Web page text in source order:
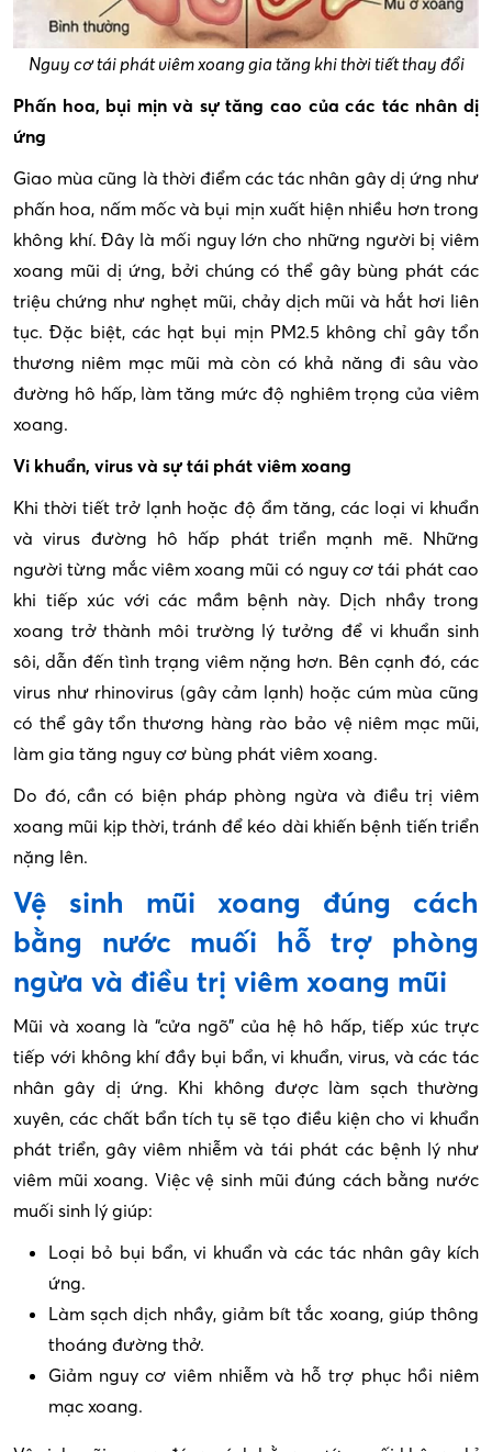
Nguy cơ tái phát viêm xoang gia tăng khi thời tiết thay đổi
Phấn hoa, bụi mịn và sự tăng cao của các tác nhân dị
ứng
Giao mùa cũng là thời điểm các tác nhân gây dị ứng như
phấn hoa, nấm mốc và bụi mịn xuất hiện nhiều hơn trong
không khí. Đây là mối nguy lớn cho những người bị viêm
xoang mũi dị ứng, bởi chúng có thể gây bùng phát các
triệu chứng như nghẹt mũi, chảy dịch mũi và hắt hơi liên
tục. Đặc biệt, các hạt bụi mịn PM2.5 không chỉ gây tổn
thương niêm mạc mũi mà còn có khả năng đi sâu vào
đường hô hấp, làm tăng mức độ nghiêm trọng của viêm
xoang.
Vi khuẩn, virus và sự tái phát viêm xoang
Khi thời tiết trở lạnh hoặc độ ẩm tăng, các loại vi khuẩn
và virus đường hô hấp phát triển mạnh mẽ. Những
người từng mắc viêm xoang mũi có nguy cơ tái phát cao
khi tiếp xúc với các mầm bệnh này. Dịch nhầy trong
xoang trở thành môi trường lý tưởng để vi khuẩn sinh
sôi, dẫn đến tình trạng viêm nặng hơn. Bên cạnh đó, các
virus như rhinovirus (gây cảm lạnh) hoặc cúm mùa cũng
có thể gây tổn thương hàng rào bảo vệ niêm mạc mũi,
làm gia tăng nguy cơ bùng phát viêm xoang.
Do đó, cần có biện pháp phòng ngừa và điều trị viêm
xoang mũi kịp thời, tránh để kéo dài khiến bệnh tiến triển
nặng lên.
Vệ sinh mũi xoang đúng cách
bằng nước muối hỗ trợ phòng
ngừa và điều trị viêm xoang mũi
Mũi và xoang là “cửa ngõ” của hệ hô hấp, tiếp xúc trực
tiếp với không khí đầy bụi bẩn, vi khuẩn, virus, và các tác
nhân gây dị ứng. Khi không được làm sạch thường
xuyên, các chất bẩn tích tụ sẽ tạo điều kiện cho vi khuẩn
phát triển, gây viêm nhiễm và tái phát các bệnh lý như
viêm mũi xoang. Việc vệ sinh mũi đúng cách bằng nước
muối sinh lý giúp:
Loại bỏ bụi bẩn, vi khuẩn và các tác nhân gây kích
ứng.
Làm sạch dịch nhầy, giảm bít tắc xoang, giúp thông
thoáng đường thở.
Giảm nguy cơ viêm nhiễm và hỗ trợ phục hồi niêm
mạc xoang.